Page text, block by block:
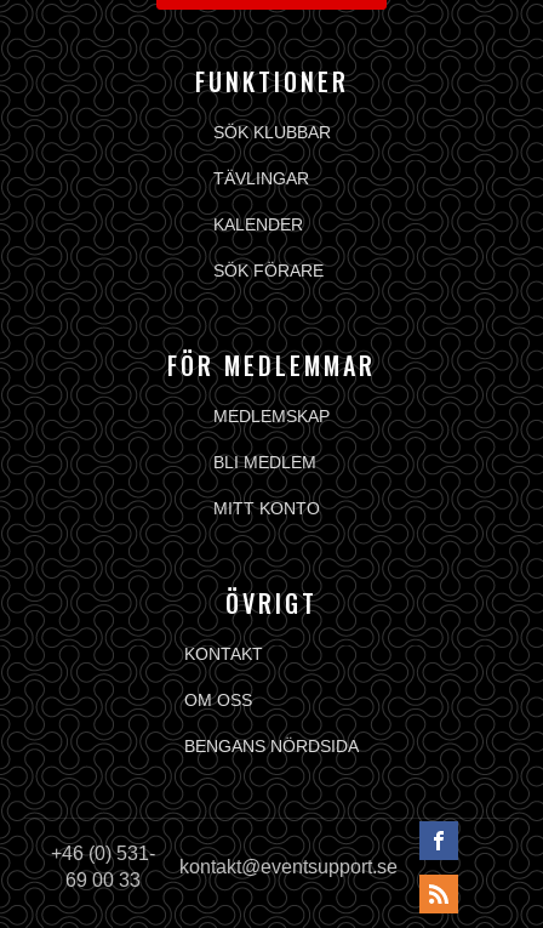
FUNKTIONER
SÖK KLUBBAR
TÄVLINGAR
KALENDER
SÖK FÖRARE
FÖR MEDLEMMAR
MEDLEMSKAP
BLI MEDLEM
MITT KONTO
ÖVRIGT
KONTAKT
OM OSS
BENGANS NÖRDSIDA
+46 (0) 531-
69 00 33
kontakt@eventsupport.se